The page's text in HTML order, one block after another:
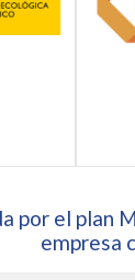
el plan
empresa